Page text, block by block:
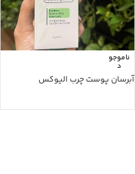
ناموجو
د
آبرسان پوست چرب الیوکس